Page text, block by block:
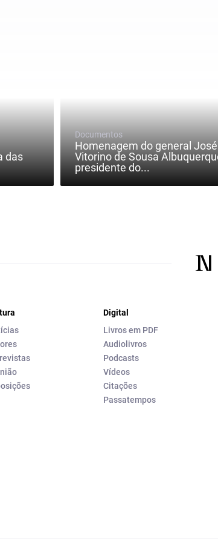
das
Documentos
Homenagem do general José
Vitorino de Sousa
presidente do...
Digital
Livros em PDF
Audiolivros
Podcasts
Vídeos
Citações
Passatempos